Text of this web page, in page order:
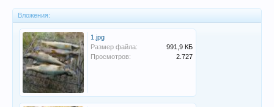
Вложения:
1.jpg
Размер файла:
991,9 КБ
Просмотров:
2.727